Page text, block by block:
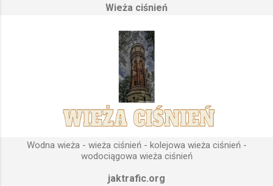
fundamenty modułu infrastruktury wodnej, zaplanowanej dla
Podstawową funkcją wież ciśnień jest zwiększanie ciśnienia
wody do dystrybucji. Zasada działania wieży ciśnień Cechą
priorytetową przy projektowaniu wieży ciśnień jest wyszukanie
odpowiedniego terenu pod przyszłe fundamenty obiektu.
Konstrukcja, aby mogła być w pełni funkcjonalna musi zostać
wybudowana na najwyższym lokalnym wzniesieniu. Ponieważ
gromadząca się woda w zbiorniku wieży ciśnień musi być
umieszczona wyżej, niż instalacje wodne znajdujące się u
odbiorców. Schema...
Wieża ciśnień
Wodna wieża - wieża ciśnień - kolejowa wieża ciśnień -
wodociągowa wieża ciśnień
jaktrafic.org